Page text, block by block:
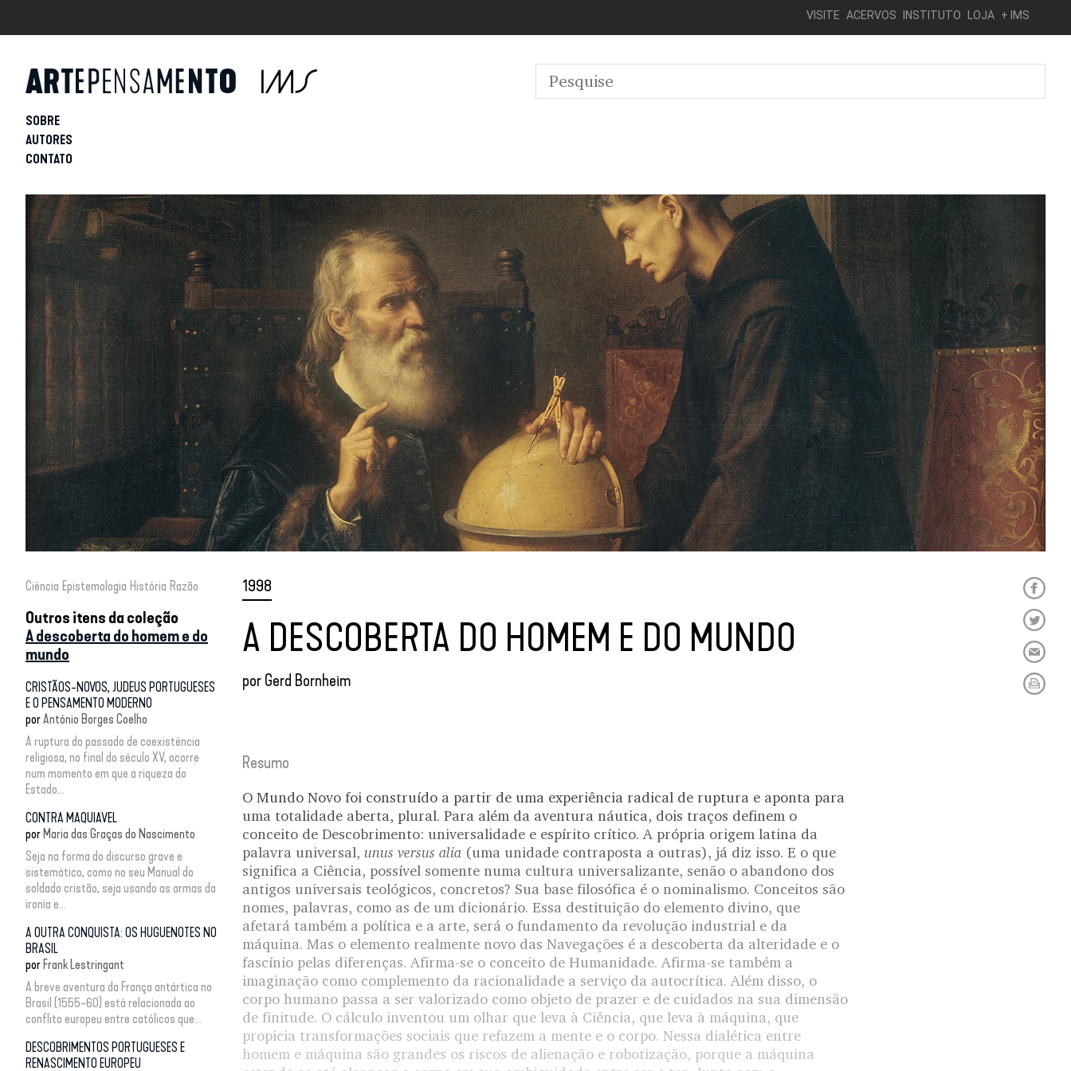
VISITE ACERVOS INSTITUTO LOJA + IMS
SOBRE
AUTORES
CONTATO
Ciência Epistemologia História Razão
Outros itens da coleção
A descoberta do homem e do
mundo
CRISTÃOS-NOVOS, JUDEUS PORTUGUESES
E O PENSAMENTO MODERNO
porAntónio Borges Coelho
A ruptura do passado de coexistência
religiosa, no final do século XV, ocorre
num momento em que a riqueza do
Estado...
CONTRA MAQUIAVEL
por Maria das Graças do Nascimento
Seja na forma do discurso grave e
sistemático, como no seu Manual do
soldado cristão, seja usando as armas da
ironia e...
A OUTRA CONQUISTA: OS HUGUENOTES NO
BRASIL
por Frank Lestringant
A breve aventura da França antártica no
Brasil (1555-60) está relacionada ao
conflito europeu entre católicos que...
DESCOBRIMENTOS PORTUGUESES E
RENASCIMENTO EUROPEU
1998
A DESCOBERTA DO HOMEM E DO MUNDO
por Gerd Bornheim
Resumo
O Mundo Novo foi construído a partir de uma experiência radical de ruptura e aponta para
uma totalidade aberta, plural. Para além da aventura náutica, dois traços definem o
conceito de Descobrimento: universalidade e espírito crítico. A própria origem latina da
palavra universal, unus versus alia (uma unidade contraposta a outras), já diz isso. E o que
significa a Ciência, possível somente numa cultura universalizante, senão o abandono dos
antigos universais teológicos, concretos? Sua base filosófica é o nominalismo. Conceitos são
nomes, palavras, como as de um dicionário. Essa destituição do elemento divino, que
afetará também a política e a arte, será o fundamento da revolução industrial e da
máquina. Mas o elemento realmente novo das Navegações é a descoberta da alteridade e o
fascínio pelas diferenças. Afirma-se o conceito de Humanidade. Afirma-se também a
imaginação como complemento da racionalidade a serviço da autocrítica. Além disso, o
corpo humano passa a ser valorizado como objeto de prazer e de cuidados na sua dimensão
de finitude. O cálculo inventou um olhar que leva à Ciência, que leva à máquina, que
propicia transformações sociais que refazem a mente e o corpo. Nessa dialética entre
homem e máquina são grandes os riscos de alienação e robotização, porque a máquina